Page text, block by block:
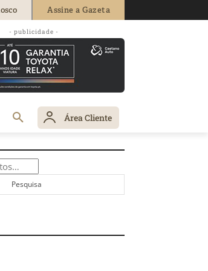
Assine a Gazeta
- publicidade -
Área Cliente
Pesquisa